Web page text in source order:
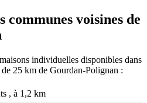
communes voisines de
individuelles disponibles dans
25 km de Gourdan-Polignan :
, à 1,2 km